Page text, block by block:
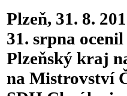
Plzeň, 31. 8.
31. srpna
Plzeňský kraj
na Mistrovství